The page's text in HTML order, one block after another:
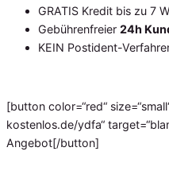
GRATIS Kredit bis zu 7
Gebührenfreier 24h
KEIN Postident-
[button color=“red“
kostenlos.de/ydfa“
Angebot[/button]